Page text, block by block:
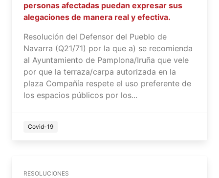
personas afectadas puedan expresar sus
alegaciones de manera real y efectiva.
Resolución del Defensor del Pueblo de
Navarra (Q21/71) por la que a) se recomienda
al Ayuntamiento de Pamplona/Iruña que vele
por que la terraza/carpa autorizada en la
plaza Compañía respete el uso preferente de
los espacios públicos por los...
Covid-19
RESOLUCIONES